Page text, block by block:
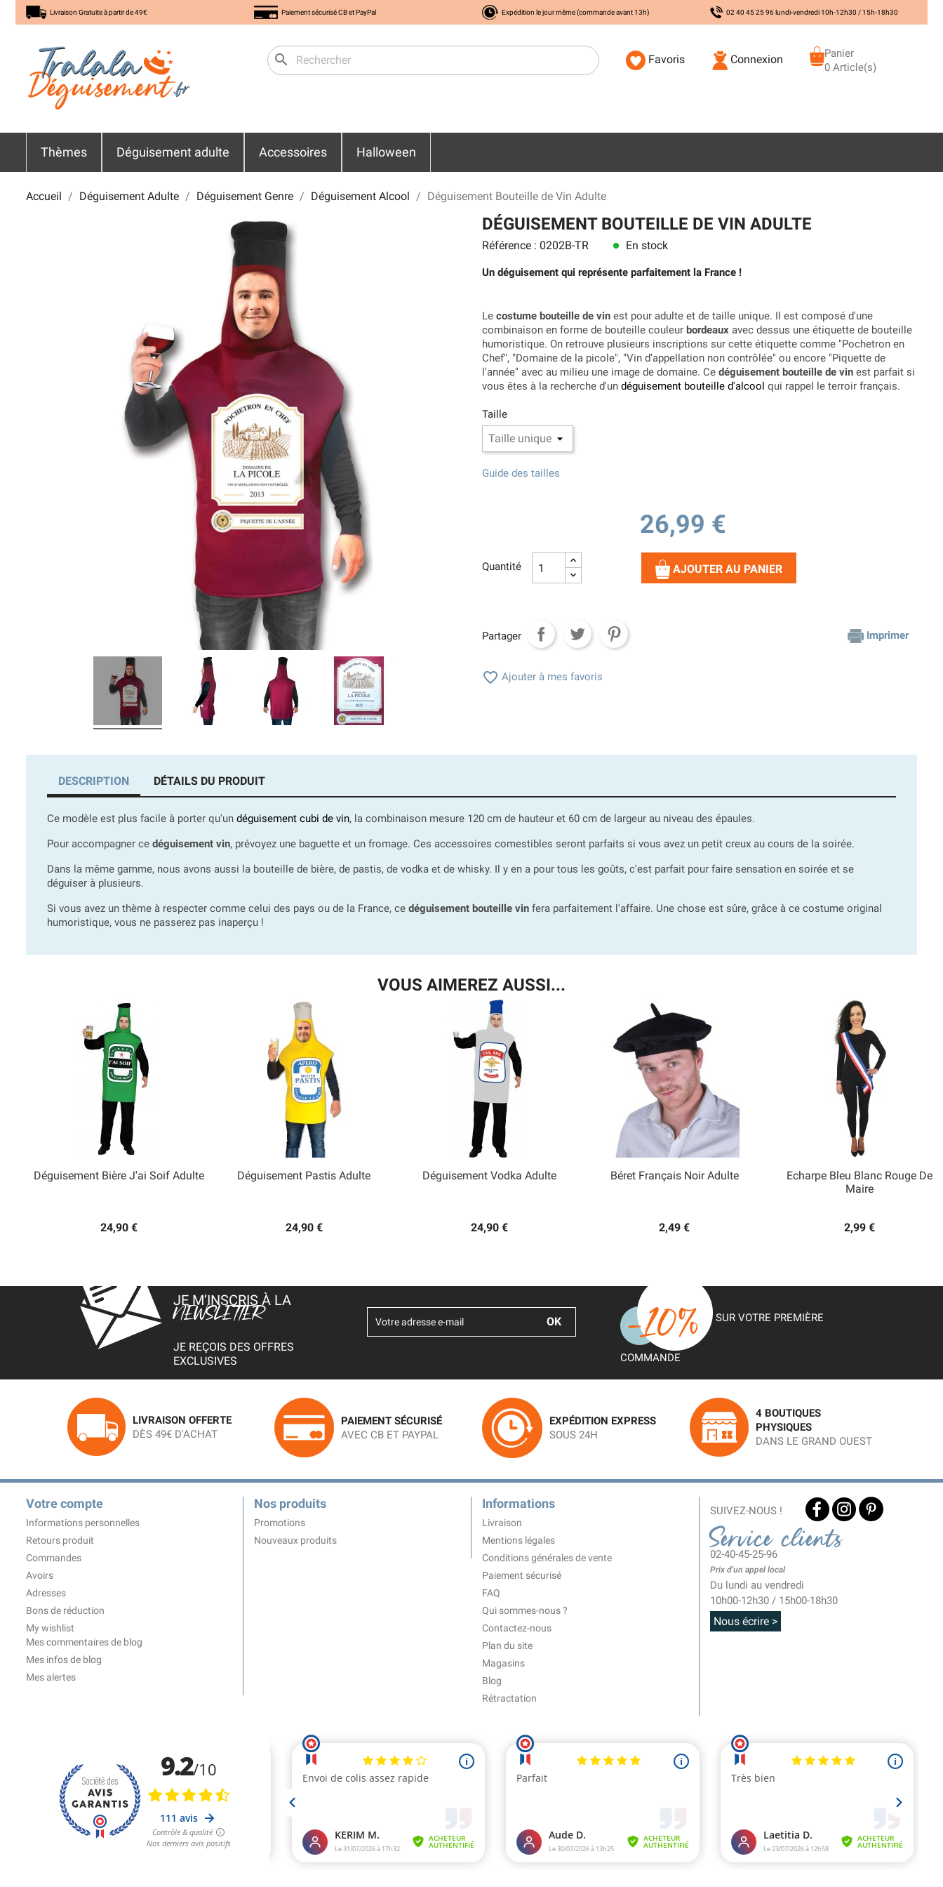
Livraison Gratuite à partir de 49€ Paiement sécurisé CB et PayPal Expédition le jour même (commande avant 13h) 02 40 45 25 96 lundi-vendredi 10h-12h30 / 15h-18h30
search Favoris Connexion
Panier
0 Article(s)
Thèmes Déguisement adulte Accessoires Halloween
Accueil Déguisement Adulte Déguisement Genre Déguisement Alcool Déguisement Bouteille de Vin Adulte
DÉGUISEMENT BOUTEILLE DE VIN ADULTE
Référence : 0202B-TR lens En stock
Un déguisement qui représente parfaitement la France !
Le costume bouteille de vin est pour adulte et de taille unique. Il est composé d'une
combinaison en forme de bouteille couleur bordeaux avec dessus une étiquette de bouteille
humoristique. On retrouve plusieurs inscriptions sur cette étiquette comme "Pochetron en
Chef", "Domaine de la picole", "Vin d’appellation non contrôlée" ou encore "Piquette de
l'année" avec au milieu une image de domaine. Ce déguisement bouteille de vin est parfait si
vous êtes à la recherche d'un déguisement bouteille d'alcool qui rappel le terroir français.
Taille
Guide des tailles
26,99 €
Quantité AJOUTER AU PANIER
Partager Imprimer
 Ajouter à mes favoris
DESCRIPTION DÉTAILS DU PRODUIT
Ce modèle est plus facile à porter qu'un déguisement cubi de vin, la combinaison mesure 120 cm de hauteur et 60 cm de largeur au niveau des épaules.
Pour accompagner ce déguisement vin, prévoyez une baguette et un fromage. Ces accessoires comestibles seront parfaits si vous avez un petit creux au cours de la soirée.
Dans la même gamme, nous avons aussi la bouteille de bière, de pastis, de vodka et de whisky. Il y en a pour tous les goûts, c'est parfait pour faire sensation en soirée et se
déguiser à plusieurs.
Si vous avez un thème à respecter comme celui des pays ou de la France, ce déguisement bouteille vin fera parfaitement l'affaire. Une chose est sûre, grâce à ce costume original
humoristique, vous ne passerez pas inaperçu !
VOUS AIMEREZ AUSSI...
Déguisement Bière J'ai Soif Adulte
24,90 €
Déguisement Pastis Adulte
24,90 €
Déguisement Vodka Adulte
24,90 €
Béret Français Noir Adulte
2,49 €
Echarpe Bleu Blanc Rouge De
Maire
2,99 €
Aperçu rapide
JE M’INSCRIS À LA
NEWSLETTER
JE REÇOIS DES OFFRES
EXCLUSIVES
SUR VOTRE PREMIÈRE
COMMANDE
LIVRAISON OFFERTE
DÈS 49€ D'ACHAT
PAIEMENT SÉCURISÉ
AVEC CB ET PAYPAL
EXPÉDITION EXPRESS
SOUS 24H
4 BOUTIQUES
PHYSIQUES
DANS LE GRAND OUEST
Votre compte
Informations personnelles
Retours produit
Commandes
Avoirs
Adresses
Bons de réduction
My wishlist
Mes commentaires de blog
Mes infos de blog
Mes alertes
Nos produits
Promotions
Nouveaux produits
Informations
Livraison
Mentions légales
Conditions générales de vente
Paiement sécurisé
FAQ
Qui sommes-nous ?
Contactez-nous
Plan du site
Magasins
Blog
Rétractation
SUIVEZ-NOUS !
Service clients
02-40-45-25-96
Prix d'un appel local
Du lundi au vendredi
10h00-12h30 / 15h00-18h30
Nous écrire >